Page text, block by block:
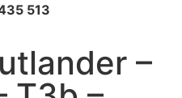
513
–